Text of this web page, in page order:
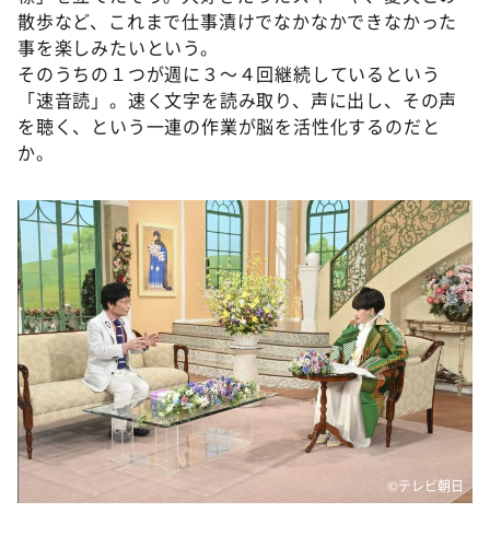
散歩など、これまで仕事漬けでなかなかできなかった
事を楽しみたいという。
そのうちの１つが週に３～４回継続しているという
「速音読」。速く文字を読み取り、声に出し、その声
を聴く、という一連の作業が脳を活性化するのだと
か。
©テレビ朝日